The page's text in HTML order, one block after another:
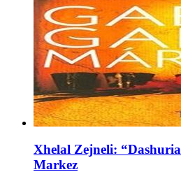
Xhelal Zejneli:
Markez